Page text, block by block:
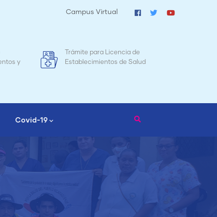
Campus Virtual
Mapa de Mortalidad Materna en
Nicaragua
Covid-19